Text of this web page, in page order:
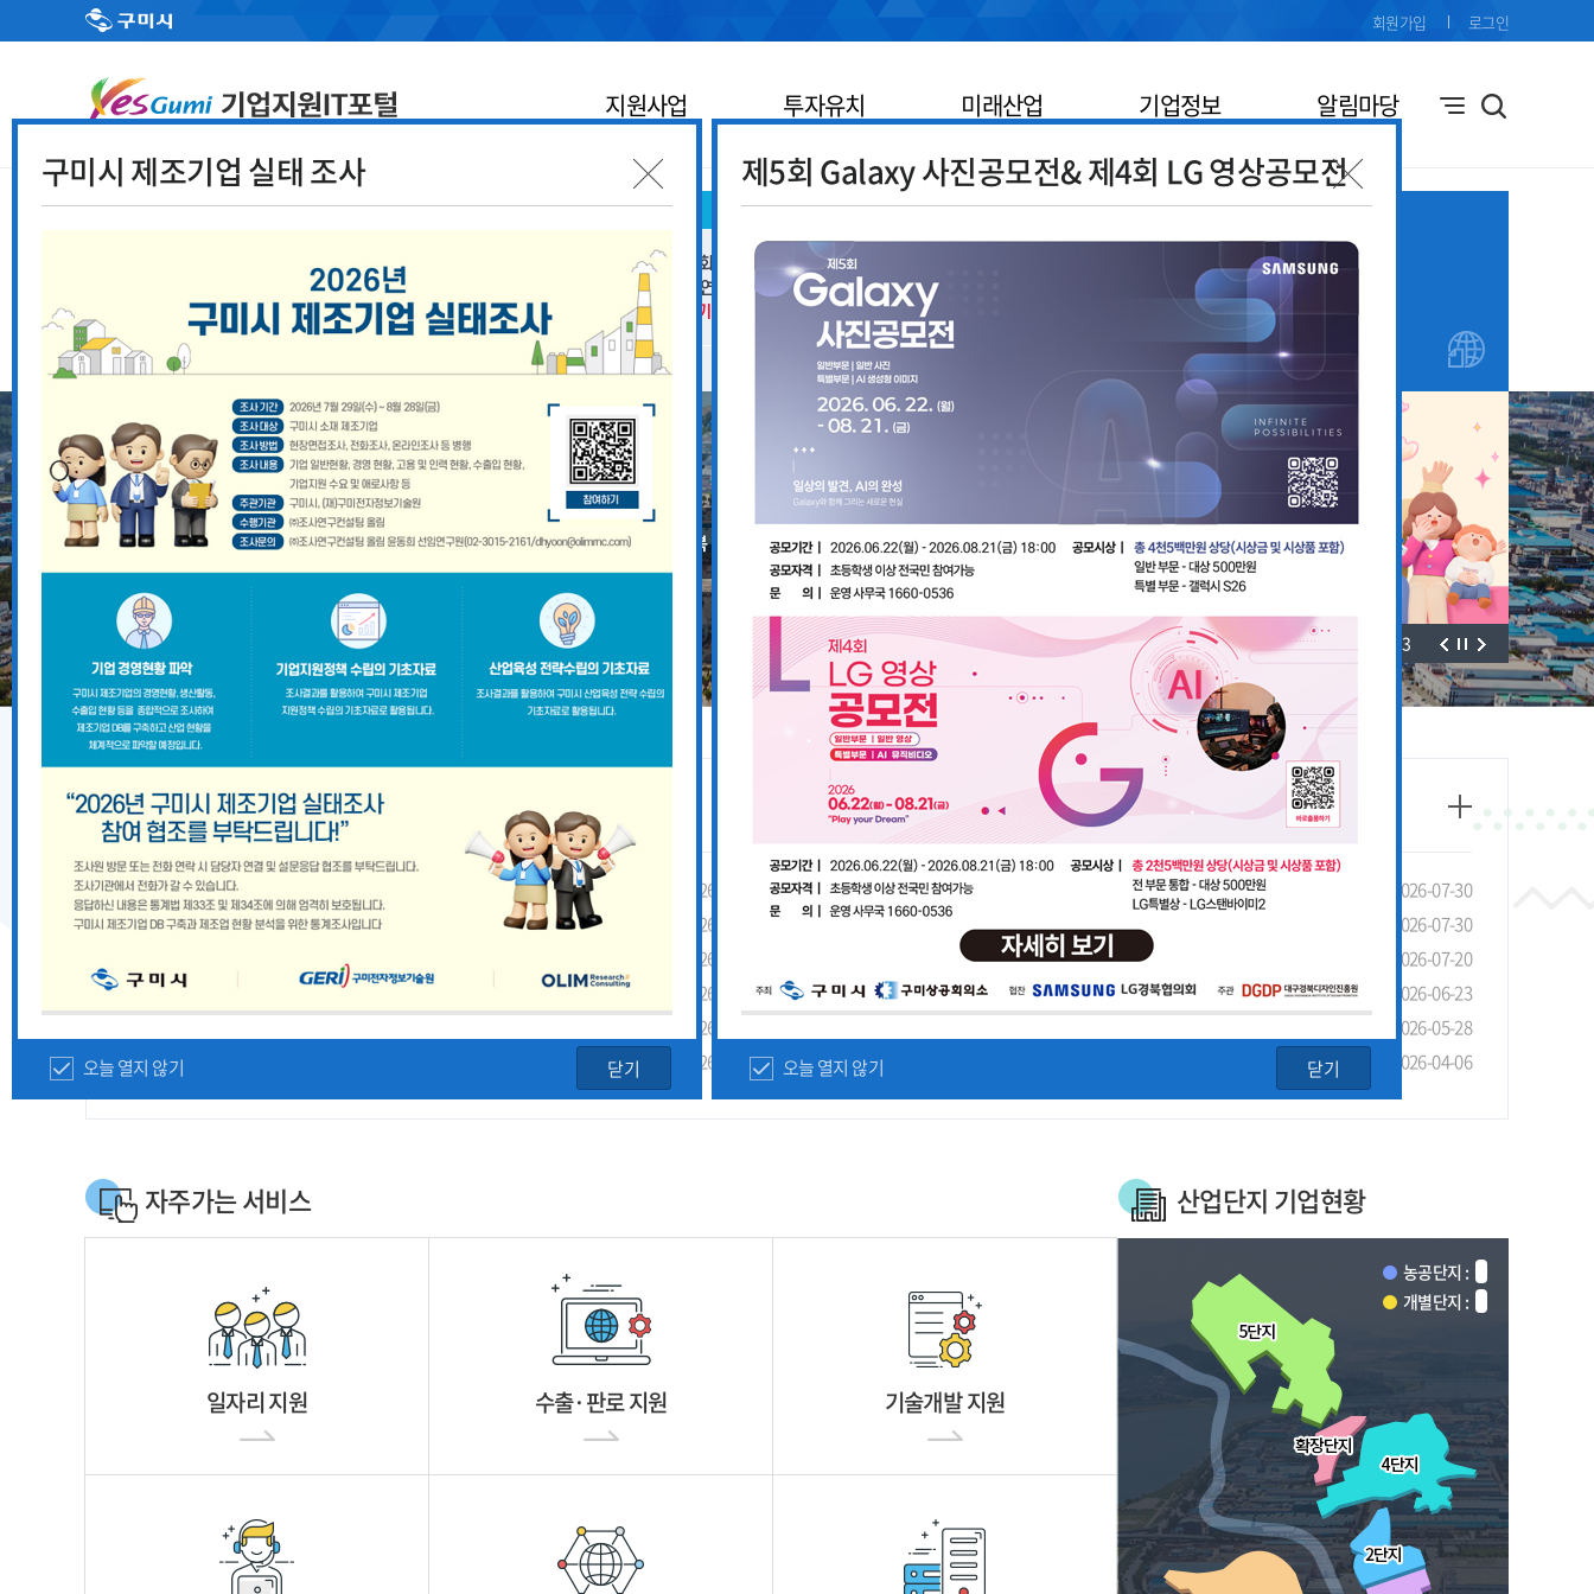
지원사업 투자유치 미래산업 기업정보 알림마당
회원가입 로그인
제5회 Galaxy 사진공모전& 제4회 LG 영상공모전
오늘 열지 않기 닫기
구미시 제조기업 실태 조사
오늘 열지 않기 닫기
기업애로
창업지원
안내
/3
기업지원 공고
2026-08-03
2026년 8월 구미시 중소기업 시설자금 융자지원 안내
2026-07-27
2026-07-10
2026-07-08
2026-07-01
경상북도 중대재해 예방 사각지대 해소 지원사업 모집공고
2026-06-26
공지사항
「2026년 구미시 제조기업 실태조사」실시 안내 및 협조 요청
2026-07-30
[장애인복지과] 장애인 고용개선 장려금 제도 안내
2026-07-30
2026년 구미시 시민안전보험 안내
2026-07-20
제5회 Galaxy 사진공모전& 제4회 LG 영상공모전 개최
2026-06-23
2026-05-28
2026년 가족친화기업 인증 신청 안내
2026-04-06
자주가는 서비스
일자리 지원 수출·판로 지원 기술개발 지원
산업단지 기업현황
농공단지 :
개별단지 :